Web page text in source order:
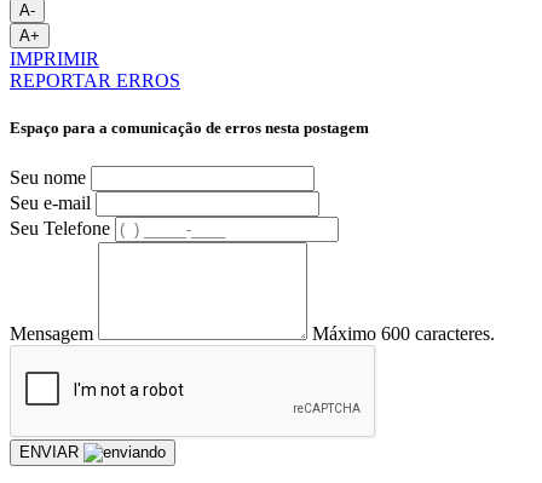
A-
A+
IMPRIMIR
REPORTAR ERROS
Espaço para a comunicação de erros nesta postagem
Seu nome
Seu e-mail
Seu Telefone
Mensagem Máximo 600 caracteres.
ENVIAR